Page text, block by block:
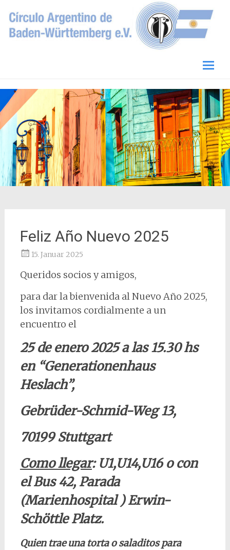
Circulo Argentino de Baden-Württemberg
to
Feliz Año Nuevo 2025
15. Januar 2025
Queridos socios y amigos,
para dar la bienvenida al Nuevo Año 2025,
los invitamos cordialmente a un
encuentro el
25 de enero 2025 a las 15.30 hs
en “Generationenhaus
Heslach”,
Gebrüder-Schmid-Weg 13,
70199 Stuttgart
Como llegar: U1,U14,U16 o con
el Bus 42, Parada
(Marienhospital ) Erwin-
Schöttle Platz.
Quien trae una torta o saladitos para